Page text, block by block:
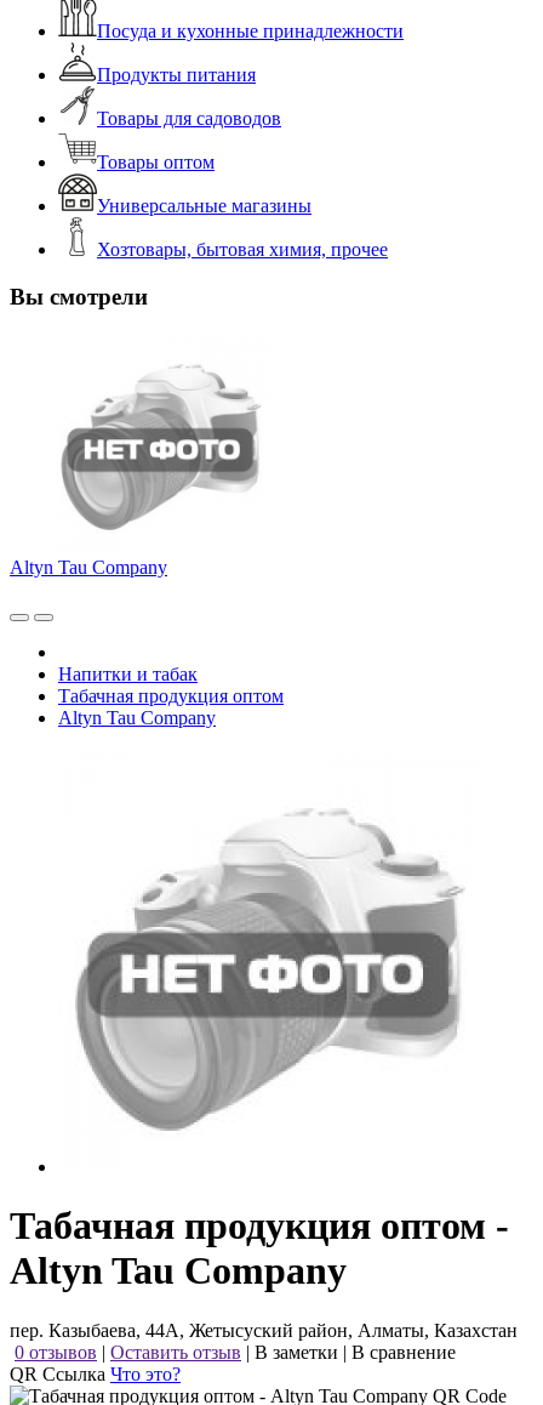
Посуда и кухонные принадлежности
Продукты питания
Товары для садоводов
Товары оптом
Универсальные магазины
Хозтовары, бытовая химия, прочее
Вы смотрели
Altyn Tau Company
Напитки и табак
Табачная продукция оптом
Altyn Tau Company
Табачная продукция оптом -
Altyn Tau Company
пер. Казыбаева, 44А, Жетысуский район, Алматы, Казахстан
0 отзывов | Оставить отзыв | В заметки | В сравнение
QR Ссылка Что это?